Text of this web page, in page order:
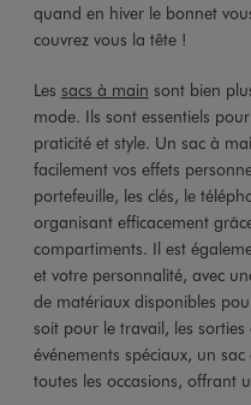
quand en hiver le bonnet
couvrez vous la tête !
Les sacs à main sont bien
mode. Ils sont essentiels
praticité et style. Un sac à
facilement vos effets
portefeuille, les clés, le
organisant efficacement
compartiments. Il est
et votre personnalité, avec
de matériaux disponibles
soit pour le travail, les
événements spéciaux, un
toutes les occasions, offrant